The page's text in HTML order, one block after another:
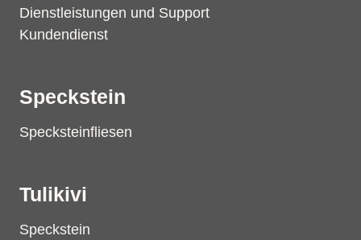
Dienstleistungen und Support
Kundendienst
Speckstein
Specksteinfliesen
Tulikivi
Speckstein